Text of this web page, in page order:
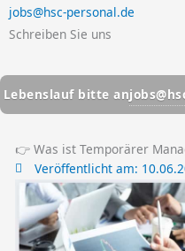
jobs@hsc-personal.de
Schreiben Sie uns
bitte anjobs@hsc-
👉 Was ist Temporärer
Veröffentlicht am: